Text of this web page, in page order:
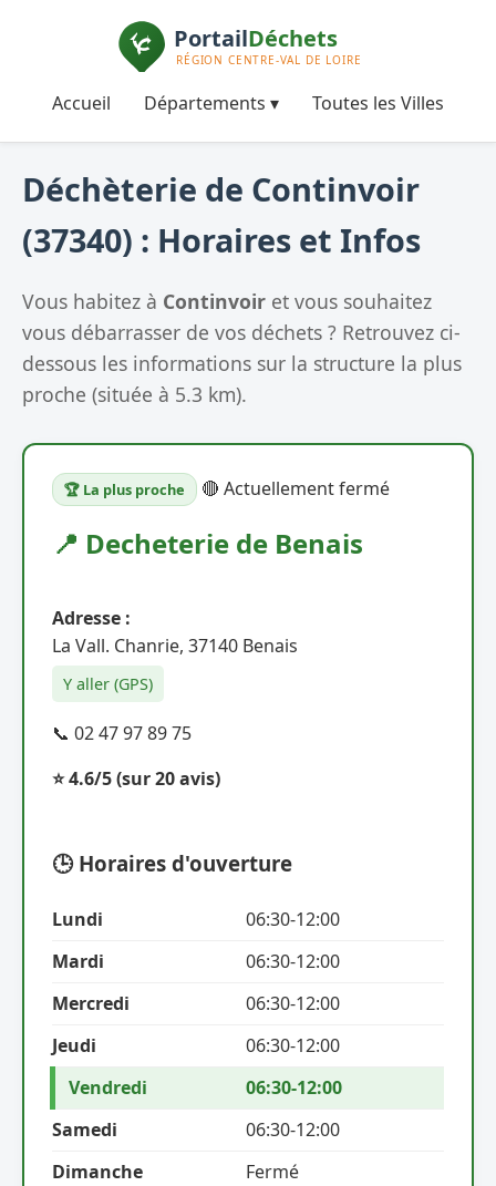
Accueil Départements ▾ Toutes les Villes
Déchèterie de Continvoir
(37340) : Horaires et Infos
Vous habitez à Continvoir et vous souhaitez
vous débarrasser de vos déchets ? Retrouvez ci-
dessous les informations sur la structure la plus
proche (située à 5.3 km).
🏆 La plus proche 🔴 Actuellement fermé
📍 Decheterie de Benais
Adresse :
La Vall. Chanrie, 37140 Benais
Y aller (GPS)
📞 02 47 97 89 75
⭐ 4.6/5(sur 20 avis)
🕒 Horaires d'ouverture
Lundi
06:30-12:00
Mardi
06:30-12:00
Mercredi
06:30-12:00
Jeudi
06:30-12:00
Vendredi
06:30-12:00
Samedi
06:30-12:00
Dimanche
Fermé